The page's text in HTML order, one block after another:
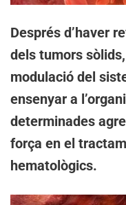
Després d’haver
dels tumors
modulació del
ensenyar a
determinades
força en el
hematològics.